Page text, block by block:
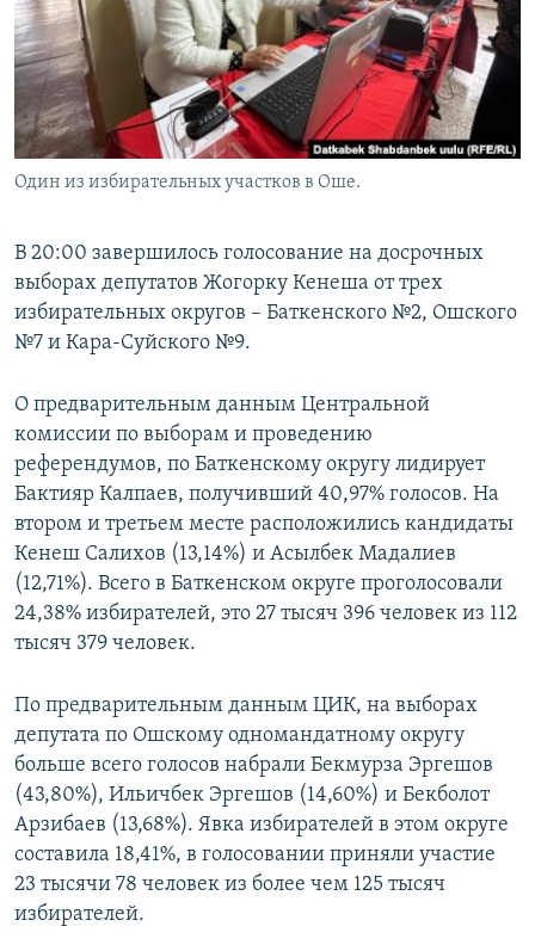
Один из избирательных участков в Оше.
В 20:00 завершилось голосование на досрочных
выборах депутатов Жогорку Кенеша от трех
избирательных округов – Баткенского №2, Ошского
№7 и Кара-Суйского №9.
О предварительным данным Центральной
комиссии по выборам и проведению
референдумов, по Баткенскому округу лидирует
Бактияр Калпаев, получивший 40,97% голосов. На
втором и третьем месте расположились кандидаты
Кенеш Салихов (13,14%) и Асылбек Мадалиев
(12,71%). Всего в Баткенском округе проголосовали
24,38% избирателей, это 27 тысяч 396 человек из 112
тысяч 379 человек.
По предварительным данным ЦИК, на выборах
депутата по Ошскому одномандатному округу
больше всего голосов набрали Бекмурза Эргешов
(43,80%), Ильичбек Эргешов (14,60%) и Бекболот
Арзибаев (13,68%). Явка избирателей в этом округе
составила 18,41%, в голосовании приняли участие
23 тысячи 78 человек из более чем 125 тысяч
избирателей.